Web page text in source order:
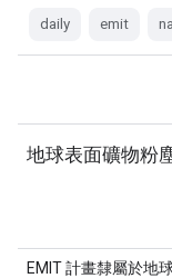
daily emit
地球表面礦物粉
EMIT 計畫隸屬於地